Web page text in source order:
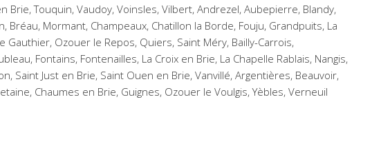
Brie, Touquin, Vaudoy, Voinsles, Vilbert, Andrezel, Aubepierre, Blandy,
Bréau, Mormant, Champeaux, Chatillon la Borde, Fouju, Grandpuits, La
Gauthier, Ozouer le Repos, Quiers, Saint Méry, Bailly-Carrois,
Fontains, Fontenailles, La Croix en Brie, La Chapelle Rablais, Nangis,
Saint Just en Brie, Saint Ouen en Brie, Vanvillé, Argentières, Beauvoir,
Chaumes en Brie, Guignes, Ozouer le Voulgis, Yèbles, Verneuil